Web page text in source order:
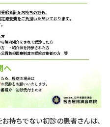
持ちでない初診の患者さんは、